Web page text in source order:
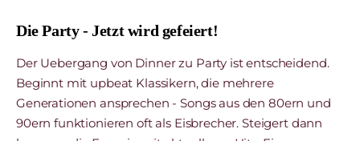
Die Party - Jetzt wird gefeiert!
Der Uebergang von Dinner zu Party ist entscheidend.
Beginnt mit upbeat Klassikern, die mehrere
Generationen ansprechen - Songs aus den 80ern und
90ern funktionieren oft als Eisbrecher. Steigert dann